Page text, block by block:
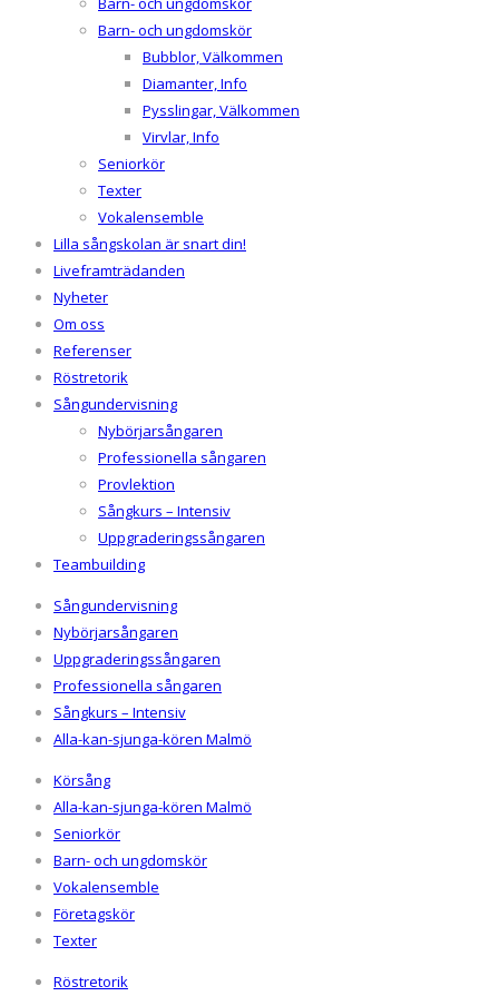
Barn- och ungdomskör
Bubblor, Välkommen
Diamanter, Info
Pysslingar, Välkommen
Virvlar, Info
Seniorkör
Texter
Vokalensemble
Lilla sångskolan är snart din!
Liveframträdanden
Nyheter
Om oss
Referenser
Röstretorik
Sångundervisning
Nybörjarsångaren
Professionella sångaren
Provlektion
Sångkurs – Intensiv
Uppgraderingssångaren
Teambuilding
Sångundervisning
Nybörjarsångaren
Uppgraderingssångaren
Professionella sångaren
Sångkurs – Intensiv
Alla-kan-sjunga-kören Malmö
Körsång
Alla-kan-sjunga-kören Malmö
Seniorkör
Barn- och ungdomskör
Vokalensemble
Företagskör
Texter
Röstretorik